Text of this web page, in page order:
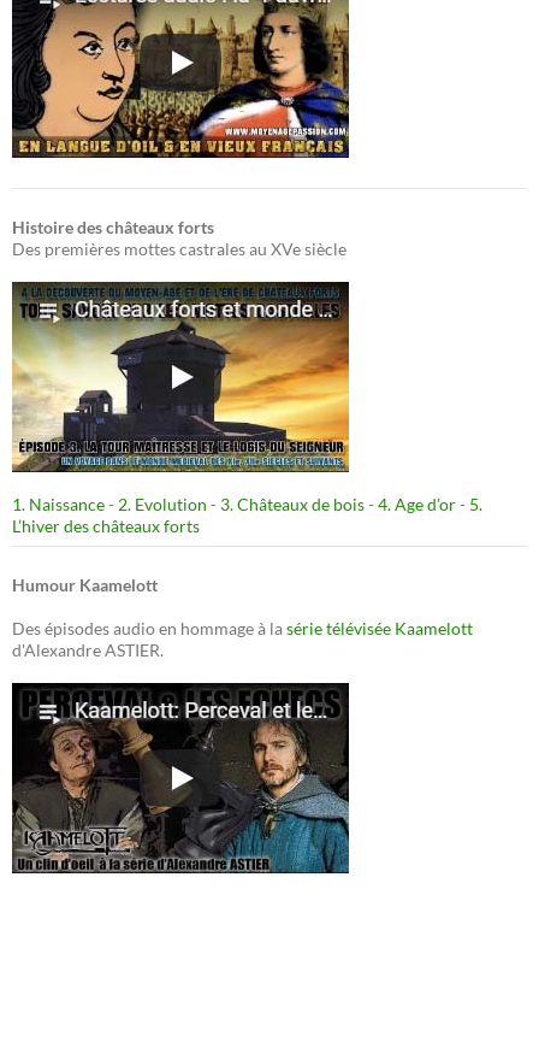
Histoire des châteaux forts
Des premières mottes castrales au XVe siècle
1. Naissance- 2. Evolution - 3. Châteaux de bois- 4. Age d’or- 5.
L’hiver des châteaux forts
Humour Kaamelott
Des épisodes audio en hommage à lasérie télévisée Kaamelott
d'Alexandre ASTIER.